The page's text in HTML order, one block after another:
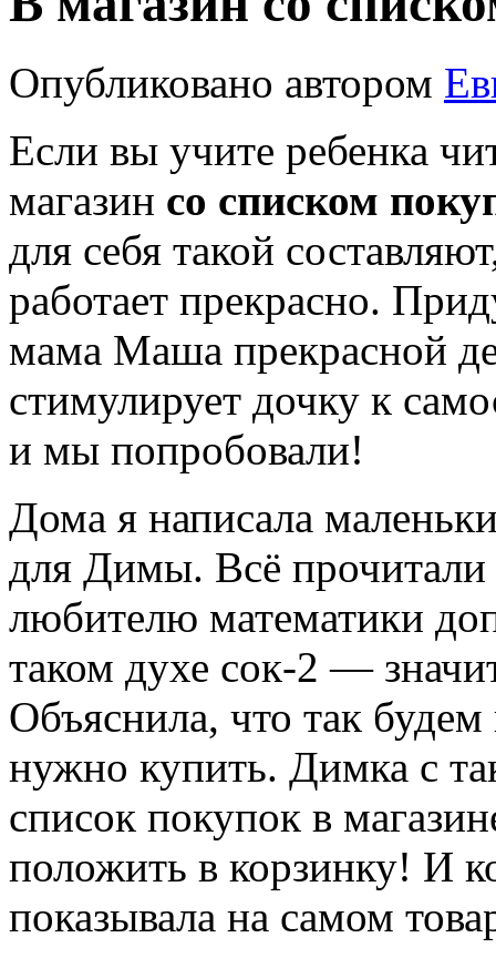
Опубликовано автором
Если вы учите ребенка
магазин со списком
для себя такой
работает прекрасно.
мама Маша прекрасной
стимулирует дочку к
и мы попробовали!
Дома я написала
для Димы. Всё
любителю математики
таком духе сок-2 —
Объяснила, что так
нужно купить. Димка с
список покупок в
положить в корзинку! И
показывала на самом